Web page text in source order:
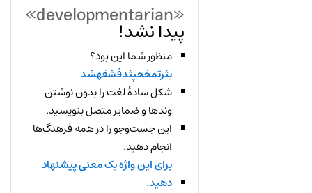
«developmentarian»
پیدا نشد!
منظور شما این بود؟
یثرثمخحپثدفشقهشد
شکل سادهٔ لغت را بدون نوشتن
وندها و ضمایر متصل بنویسید.
این جست‌وجو را در همه فرهنگ‌ها
انجام دهید.
برای این واژه یک معنی پیشنهاد
دهید.